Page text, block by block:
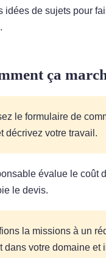
idées de sujets pour
ça
le formulaire de
décrivez votre travail.
évalue le coût
le devis.
la missions à un
dans votre domaine et